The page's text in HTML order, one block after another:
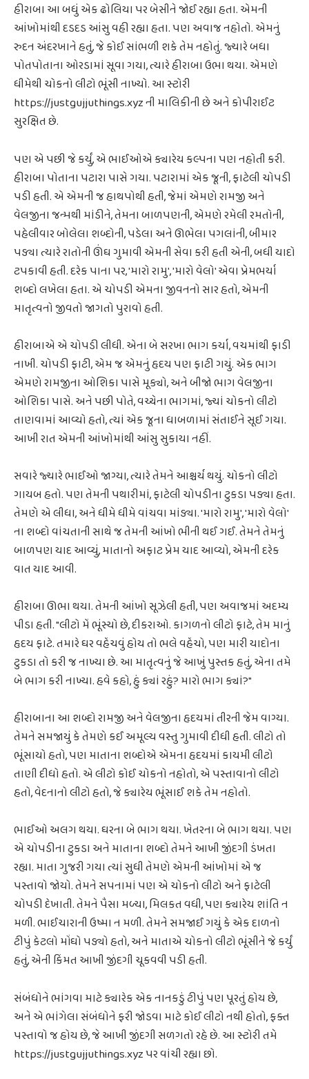
હીરાબા આ બધું એક ઢોલિયા પર બેસીને જોઈ રહ્યા હતા. એમની
આંખોમાંથી દડદડ આંસુ વહી રહ્યા હતા. પણ અવાજ નહોતો. એમનું
રુદન અંદરખાને હતું, જે કોઈ સાંભળી શકે તેમ નહોતું. જ્યારે બધા
પોતપોતાના ઓરડામાં સૂવા ગયા, ત્યારે હીરાબા ઉભા થયા. એમણે
ધીમેથી ચોકનો લીટો ભૂંસી નાખ્યો. આ સ્ટોરી
https://justgujjuthings.xyz ની માલિકીની છે અને કોપીરાઈટ
સુરક્ષિત છે.
પણ એ પછી જે કર્યું, એ ભાઈઓએ ક્યારેય કલ્પના પણ નહોતી કરી.
હીરાબા પોતાના પટારા પાસે ગયા. પટારામાં એક જૂની, ફાટેલી ચોપડી
પડી હતી. એ એમની જ હાથપોથી હતી, જેમાં એમણે રામજી અને
વેલજીના જન્મથી માંડીને, તેમના બાળપણની, એમણે રમેલી રમતોની,
પહેલીવાર બોલેલા શબ્દોની, પડેલા અને ઊભેલા પગલાંની, બીમાર
પડ્યા ત્યારે રાતોની ઊંઘ ગુમાવી એમની સેવા કરી હતી એની, બધી યાદો
ટપકાવી હતી. દરેક પાના પર, 'મારો રામુ', 'મારો વેલો' એવા પ્રેમભર્યા
શબ્દો લખેલા હતા. એ ચોપડી એમના જીવનનો સાર હતો, એમની
માતૃત્વનો જીવતો જાગતો પુરાવો હતી.
હીરાબાએ એ ચોપડી લીધી. એના બે સરખા ભાગ કર્યા, વચમાંથી ફાડી
નાખી. ચોપડી ફાટી, એમ જ એમનું હૃદય પણ ફાટી ગયું. એક ભાગ
એમણે રામજીના ઓશિકા પાસે મૂક્યો, અને બીજો ભાગ વેલજીના
ઓશિકા પાસે. અને પછી પોતે, વચ્ચેના ભાગમાં, જ્યાં ચોકનો લીટો
તાણવામાં આવ્યો હતો, ત્યાં એક જૂના ધાબળામાં સંતાઈને સૂઈ ગયા.
આખી રાત એમની આંખોમાંથી આંસુ સુકાયા નહીં.
સવારે જ્યારે ભાઈઓ જાગ્યા, ત્યારે તેમને આશ્ચર્ય થયું. ચોકનો લીટો
ગાયબ હતો. પણ તેમની પથારીમાં, ફાટેલી ચોપડીના ટુકડા પડ્યા હતા.
તેમણે એ લીધા, અને ધીમે ધીમે વાંચવા માંડ્યા. 'મારો રામુ', 'મારો વેલો'
ના શબ્દો વાંચતાની સાથે જ તેમની આંખો ભીની થઈ ગઈ. તેમને તેમનું
બાળપણ યાદ આવ્યું, માતાનો અફાટ પ્રેમ યાદ આવ્યો, એમની દરેક
વાત યાદ આવી.
હીરાબા ઊભા થયા. તેમની આંખો સૂઝેલી હતી, પણ અવાજમાં અદમ્ય
પીડા હતી. "લીટો મેં ભૂંસ્યો છે, દીકરાઓ. કાગળનો લીટો ફાટે, તેમ માનું
હૃદય ફાટે. તમારે ઘર વહેંચવું હોય તો ભલે વહેંચો, પણ મારી યાદોના
ટુકડા તો કરી જ નાખ્યા છે. આ માતૃત્વનું જે આખું પુસ્તક હતું, એના તમે
બે ભાગ કરી નાખ્યા. હવે કહો, હું ક્યાં રહું? મારો ભાગ ક્યાં?"
હીરાબાના આ શબ્દો રામજી અને વેલજીના હૃદયમાં તીરની જેમ વાગ્યા.
તેમને સમજાયું કે તેમણે કઈ અમૂલ્ય વસ્તુ ગુમાવી દીધી હતી. લીટો તો
ભૂંસાયો હતો, પણ માતાના શબ્દોએ એમના હૃદયમાં કાયમી લીટો
તાણી દીધો હતો. એ લીટો કોઈ ચોકનો નહોતો, એ પસ્તાવાનો લીટો
હતો, વેદનાનો લીટો હતો, જે ક્યારેય ભૂંસાઈ શકે તેમ નહોતો.
ભાઈઓ અલગ થયા. ઘરના બે ભાગ થયા. ખેતરના બે ભાગ થયા. પણ
એ ચોપડીના ટુકડા અને માતાના શબ્દો તેમને આખી જીંદગી ડંખતા
રહ્યા. માતા ગુજરી ગયા ત્યાં સુધી તેમણે એમની આંખોમાં એ જ
પસ્તાવો જોયો. તેમને સપનામાં પણ એ ચોકનો લીટો અને ફાટેલી
ચોપડી દેખાતી. તેમને પૈસા મળ્યા, મિલકત વધી, પણ ક્યારેય શાંતિ ન
મળી. ભાઈચારાની ઉષ્મા ન મળી. તેમને સમજાઈ ગયું કે એક દાળનો
ટીપું કેટલો મોંઘો પડ્યો હતો, અને માતાએ ચોકનો લીટો ભૂંસીને જે કર્યું
હતું, એની કિંમત આખી જીંદગી ચૂકવવી પડી હતી.
સંબંધોને ભાંગવા માટે ક્યારેક એક નાનકડું ટીપું પણ પૂરતું હોય છે,
અને એ ભાંગેલા સંબંધોને ફરી જોડવા માટે કોઈ લીટો નથી હોતો, ફક્ત
પસ્તાવો જ હોય છે, જે આખી જીંદગી સળગતો રહે છે. આ સ્ટોરી તમે
https://justgujjuthings.xyz પર વાંચી રહ્યા છો.